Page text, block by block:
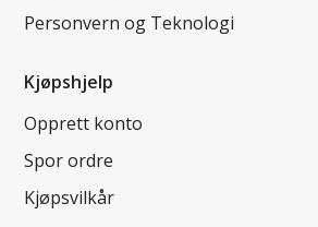
Personvern og Teknologi
Kjøpshjelp
Opprett konto
Spor ordre
Kjøpsvilkår